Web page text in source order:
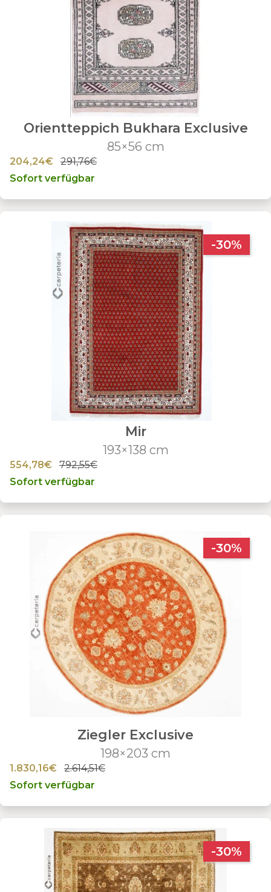
Orientteppich Bukhara Exclusive
85×56 cm
204,24€
291,76€
Sofort verfügbar
-30%
Mir
193×138 cm
554,78€
792,55€
Sofort verfügbar
-30%
Ziegler Exclusive
198×203 cm
1.830,16€
2.614,51€
Sofort verfügbar
-30%